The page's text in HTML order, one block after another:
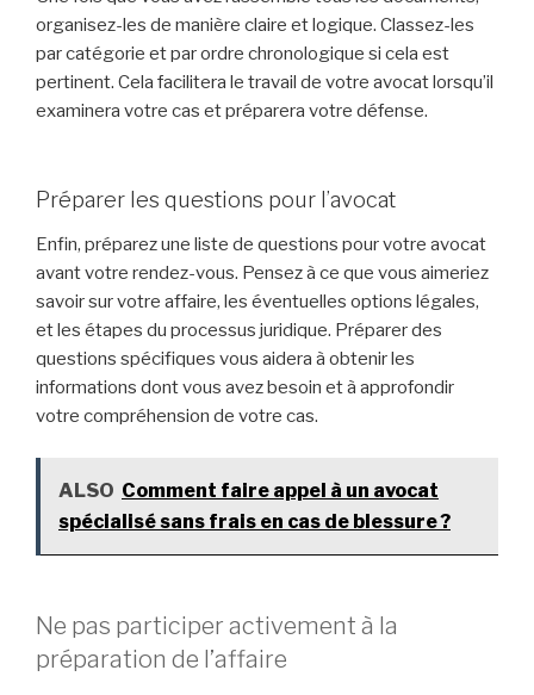
organisez-les de manière claire et logique. Classez-les
par catégorie et par ordre chronologique si cela est
pertinent. Cela facilitera le travail de votre avocat lorsqu’il
examinera votre cas et préparera votre défense.
Préparer les questions pour l’avocat
Enfin, préparez une liste de questions pour votre avocat
avant votre rendez-vous. Pensez à ce que vous aimeriez
savoir sur votre affaire, les éventuelles options légales,
et les étapes du processus juridique. Préparer des
questions spécifiques vous aidera à obtenir les
informations dont vous avez besoin et à approfondir
votre compréhension de votre cas.
ALSO Comment faire appel à un avocat
spécialisé sans frais en cas de blessure ?
Ne pas participer activement à la
préparation de l’affaire